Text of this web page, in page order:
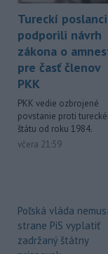
Tureckí poslanci
podporili návrh
zákona o
pre časť členov
PKK
PKK vedie ozbrojené
povstanie proti
štátu od roku 1984.
včera 21:59
Poľská vláda
strane PiS vyplatiť
zadržaný štátny